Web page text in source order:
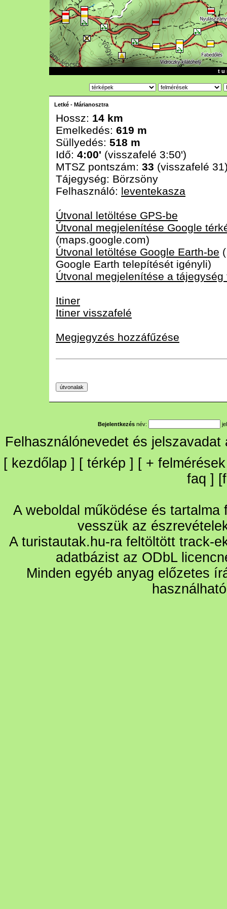
t u
Letké - Márianosztra
Hossz: 14 km
Emelkedés: 619 m
Süllyedés: 518 m
Idő: 4:00' (visszafelé 3:50')
MTSZ pontszám: 33 (visszafelé
Tájegység: Börzsöny
Felhasználó: leventekasza
Útvonal letöltése GPS-be
Útvonal megjelenítése Google
(maps.google.com)
Útvonal letöltése Google Earth-be
Google Earth telepítését igényli)
Útvonal megjelenítése a tájegység
Itiner
Itiner visszafelé
Megjegyzés hozzáfűzése
Bejelentkezés név:
Felhasználónevedet és
[ kezdőlap ] [ térkép ] [ + felmérések
faq ] [
A weboldal működése és
vesszük az
A turistautak.hu-ra feltöltött track-
adatbázist az ODbL
Minden egyéb anyag előzetes